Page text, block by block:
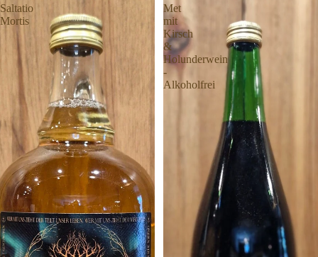
Saltatio
Mortis
Met
mit
Kirsch
&
Holunderwein
-
Alkoholfrei